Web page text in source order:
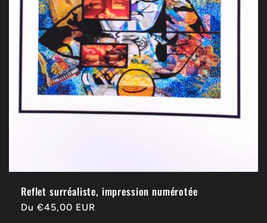
Reflet surréaliste, impression numérotée
Prix
Du €45,00 EUR